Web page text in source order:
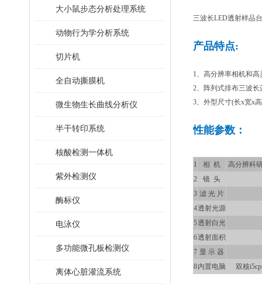
大小鼠步态分析处理系统
动物行为学分析系统
切片机
全自动撕膜机
微生物生长曲线分析仪
半干转印系统
核酸检测一体机
紫外检测仪
酶标仪
电泳仪
多功能微孔板检测仪
离体心脏灌流系统
三波长LED透射样品
产品特点:
1、高分辨率相机和
2、阵列式排布三波
3、外型尺寸(长x宽x高
性能参数：
1 相 机
高分辨科
2
镜 头
3 滤 光 片
4透射光源
5透射白光
6透射面积
7 显 示 器
8内置电脑 双核